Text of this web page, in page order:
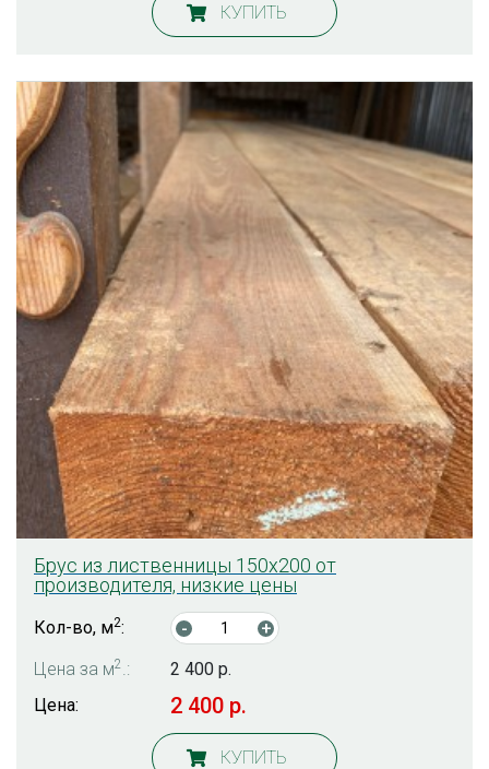
КУПИТЬ
Брус из лиственницы 150х200 от
производителя, низкие цены
Кол-во, м2: -
+
Цена за м2.:
2 400 р.
Цена:
2 400 р.
КУПИТЬ